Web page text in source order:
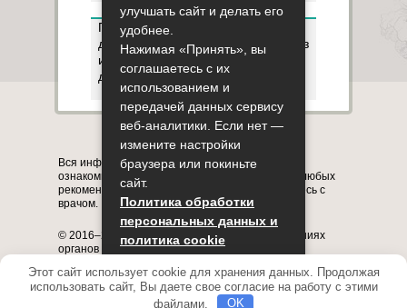
Пользуясь данным ресурсом вы
даёте разрешение на сбор, анализ
и хранение своих персональных
данных согласно Правилам
Карта сайта О сайте Контакты
Вся информация на сайте представлена в
ознакомительных целях. Перед применением любых
рекомендаций обязательно проконсультируйтесь с
врачом.
© 2016–2026, медицинский портал о заболеваниях
органов системы дыхания astmania.ru
сайта без указания активной ссылки на него
запрещено.
улучшать сайт и делать его
удобнее.
Нажимая «Принять», вы
соглашаетесь с их
использованием и
передачей данных сервису
веб-аналитики. Если нет —
измените настройки
браузера или покиньте
сайт.
Политика обработки
персональных данных и
политика cookie
Принять
Этот сайт использует cookie для хранения данных. Продолжая
использовать сайт, Вы даете свое согласие на работу с этими
файлами.
OK